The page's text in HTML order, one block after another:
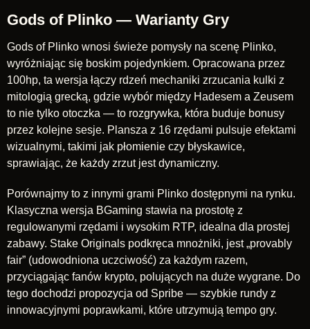
Gods of Plinko — Warianty Gry
Gods of Plinko wnosi świeże pomysły na scenę Plinko,
wyróżniając się boskim pojedynkiem. Opracowana przez
100hp, ta wersja łączy rdzeń mechaniki zrzucania kulki z
mitologią grecką, gdzie wybór między Hadesem a Zeusem
to nie tylko otoczka — to rozgrywka, która buduje bonusy
przez kolejne sesje. Plansza z 16 rzędami pulsuje efektami
wizualnymi, takimi jak płomienie czy błyskawice,
sprawiając, że każdy zrzut jest dynamiczny.
Porównajmy to z innymi grami Plinko dostępnymi na rynku.
Klasyczna wersja BGaming stawia na prostotę z
regulowanymi rzędami i wysokim RTP, idealna dla prostej
zabawy. Stake Originals podkręca mnożniki, jest „provably
fair” (udowodniona uczciwość) za każdym razem,
przyciągając fanów krypto, polujących na duże wygrane. Do
tego dochodzi propozycja od Spribe — szybkie rundy z
innowacyjnymi poprawkami, które utrzymują tempo gry.